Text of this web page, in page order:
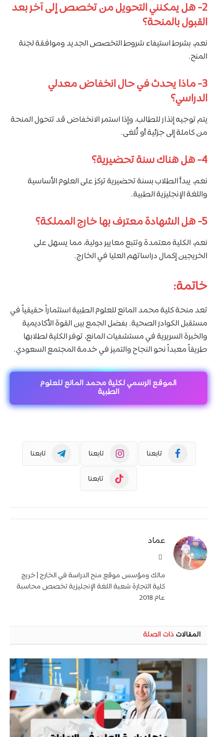
2- هل يمكنني التحويل من تخصص إلى آخر بعد
القبول بالمنحة؟
نعم، بشرط استيفاء شروط التخصص الجديد وموافقة لجنة
المنح.
3- ماذا يحدث في حال انخفاض معدلي
الدراسي؟
يتم توجيه إنذار للطالب، وإذا استمر الانخفاض قد تتحول المنحة
من كاملة إلى جزئية أو تُلغى.
4- هل هناك سنة تحضيرية؟
نعم، يبدأ الطلاب بسنة تحضيرية تركز على العلوم الأساسية
واللغة الإنجليزية الطبية.
5- هل الشهادة معترف بها خارج المملكة؟
نعم، الكلية معتمدة وتتبع معايير دولية، مما يسهل على
الخريجين إكمال دراساتهم العليا في الخارج.
خاتمة:
تعد منحة كلية محمد المانع للعلوم الطبية استثماراً حقيقياً في
مستقبل الكوادر الصحية. بفضل الجمع بين القوة الأكاديمية
والخبرة السريرية في مستشفيات المانع، توفر الكلية لطلابها
طريقاً معبداً نحو النجاح والتميز في خدمة المجتمع السعودي.
الموقع الرسمي لكلية محمد المانع للعلوم
الطبية
تابعنا تابعنا تابعنا
تابعنا
عماد
مالك ومؤسس موقع منح الدراسة في الخارج | خريج
كلية التجارة شعبة اللغة الإنجليزية تخصص محاسبة
عام 2018
المقالاتذات الصلة